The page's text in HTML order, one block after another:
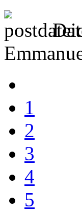
1
2
3
4
5